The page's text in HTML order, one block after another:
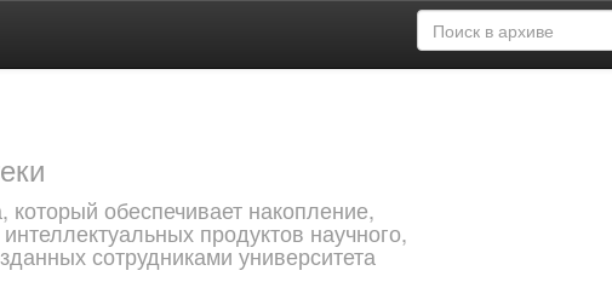
который обеспечивает накопление,
продуктов научного,
сотрудниками университета